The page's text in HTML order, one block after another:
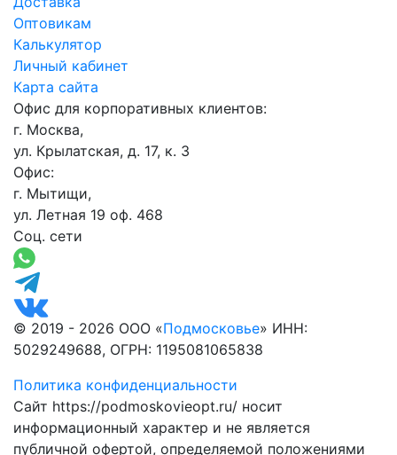
Оптовикам
Калькулятор
Личный кабинет
Карта сайта
Офис для корпоративных клиентов:
г. Москва,
ул. Крылатская, д. 17, к. 3
Офис:
г. Мытищи,
ул. Летная 19 оф. 468
Соц. сети
© 2019 - 2026 ООО «Подмосковье» ИНН:
5029249688, ОГРН: 1195081065838
Политика конфиденциальности
Сайт https://podmoskovieopt.ru/ носит
информационный характер и не является
публичной офертой, определяемой положениями